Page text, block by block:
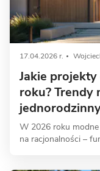
17.04.2026 r.
Jakie
roku? Trendy
W 2026 roku
na racjonalności –